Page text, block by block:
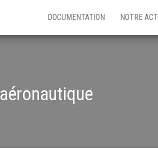
DOCUMENTATION NOTRE
aéronautique